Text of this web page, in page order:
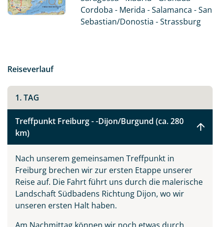
die sonnigen Weiten Spaniens, wunderschöne
abwechslungsreiche Landschaften und die Lebenslust
Rundreiseerlebnis.
Cordoba - Merida - Salamanca - San
Sebastian/Donostia - Strassburg
Reiseverlauf
1. TAG
Treffpunkt Freiburg - -Dijon/Burgund (ca. 280
km)
Nach unserem gemeinsamen Treffpunkt in
Freiburg brechen wir zur ersten Etappe unserer
Reise auf. Die Fahrt führt uns durch die malerische
Landschaft Südbadens Richtung Dijon, wo wir
unseren ersten Halt haben.